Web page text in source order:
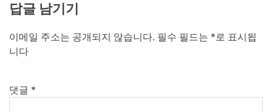
답글 남기기
이메일 주소는 공개되지 않습니다. 필수 필드는 *로 표시됩
니다
댓글 *